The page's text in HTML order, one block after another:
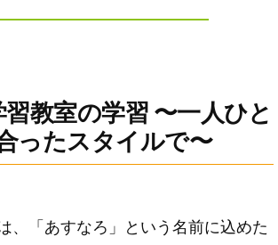
教室の学習 〜一人ひと
ったスタイルで〜
、「あすなろ」という名前に込めた